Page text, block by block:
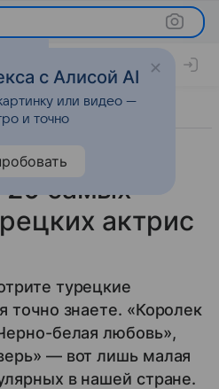
жизнь
самых
актрис
турецкие
точно знаете. «Королек
белая любовь»,
— вот лишь малая
в нашей стране.
с Алисой AI
или видео —
и точно